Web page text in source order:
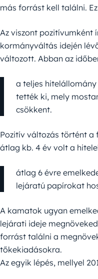
más forrást kell találni.
Az viszont pozitívumként
kormányváltás idején
változott. Abban az
a teljes
tették ki, mely
csökkent.
Pozitív változás történt a
átlag kb. 4 év volt a
átlag 6 évre
lejáratú papírokat
A kamatok ugyan
lejárati ideje
forrást találni a
tőkekiadásokra.
Az egyik lépés, mellyel